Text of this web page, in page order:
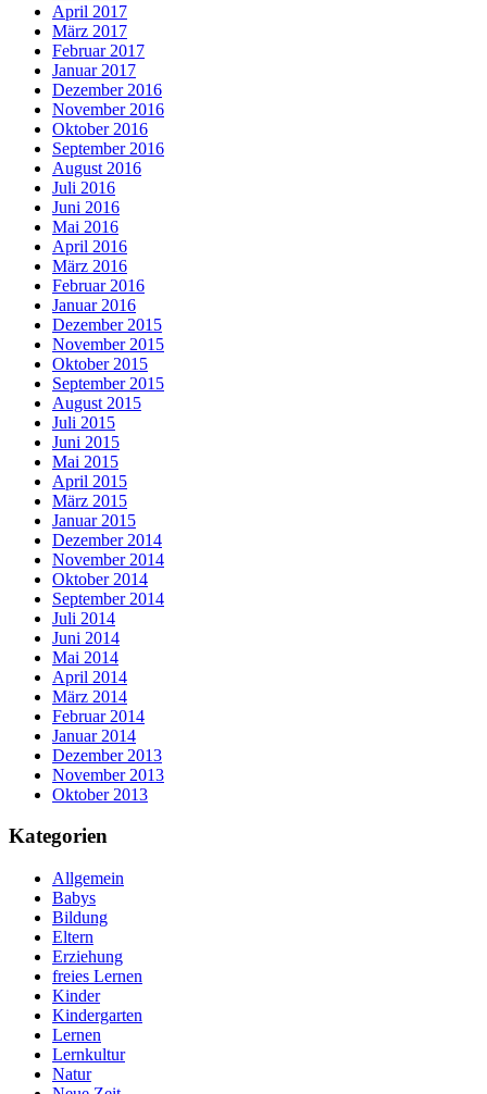
April 2017
März 2017
Februar 2017
Januar 2017
Dezember 2016
November 2016
Oktober 2016
September 2016
August 2016
Juli 2016
Juni 2016
Mai 2016
April 2016
März 2016
Februar 2016
Januar 2016
Dezember 2015
November 2015
Oktober 2015
September 2015
August 2015
Juli 2015
Juni 2015
Mai 2015
April 2015
März 2015
Januar 2015
Dezember 2014
November 2014
Oktober 2014
September 2014
Juli 2014
Juni 2014
Mai 2014
April 2014
März 2014
Februar 2014
Januar 2014
Dezember 2013
November 2013
Oktober 2013
Kategorien
Allgemein
Babys
Bildung
Eltern
Erziehung
freies Lernen
Kinder
Kindergarten
Lernen
Lernkultur
Natur